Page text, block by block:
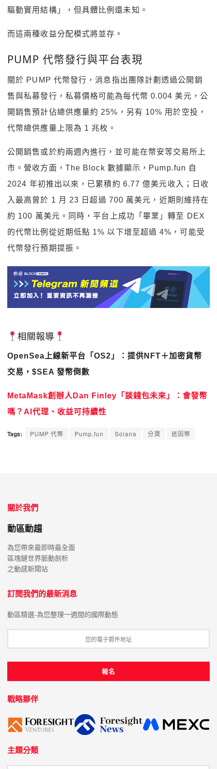
驅動實用結構」，但具體比例還未知。
而這兩種收益分配模式將並存。
PUMP 代幣發行與平台表現
關於 PUMP 代幣發行，消息指出團隊計劃透過公開銷
售與私募發行，私募價格可能為每代幣 0.004 美元，公
開銷售預計佔總供應量約 25%，另有 10% 用於空投，
代幣總供應量上限為 1 兆枚。
公開銷售或於約兩週內進行，並可能在幣安等交易所上
市。營收方面，The Block 數據顯示，Pump.fun 自
2024 年初推出以來，已累積約 6.77 億美元收入；日收
入最高曾於 1 月 23 日超過 700 萬美元，近期則維持在
約 100 萬美元。同時，平台上成功「畢業」轉至 DEX
的代幣比例從近期低點 1% 以下增至超過 4%，可能受
代幣發行預期提振。
相關報導
OpenSea上線新平台「OS2」：提供NFT＋加密貨幣
交易，$SEA 發幣倒數
MetaMask創辦人Dan Finley「談錢包未來」：會發幣
嗎？AI代理、收益可持續性
Tags: PUMP 代幣 Pump.fun Solana 分潤 迷因幣
關於我們
動區動趨
為您帶來最即時最全面
區塊鏈世界脈動剖析
之動感新聞站
訂閱我們的最新消息
動區精選-為您整理一週間的國際動態
戰略夥伴
主題分類